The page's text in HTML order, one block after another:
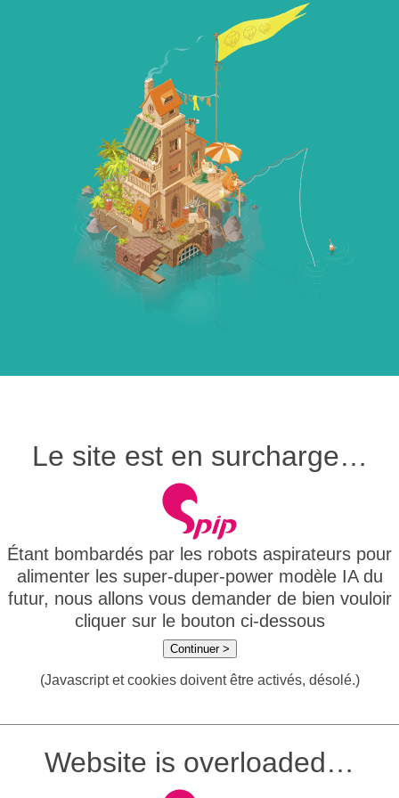
Le site est en surcharge…
Étant bombardés par les robots aspirateurs pour
alimenter les super-duper-power modèle IA du
futur, nous allons vous demander de bien vouloir
cliquer sur le bouton ci-dessous
Continuer >
(Javascript et cookies doivent être activés, désolé.)
Website is overloaded…